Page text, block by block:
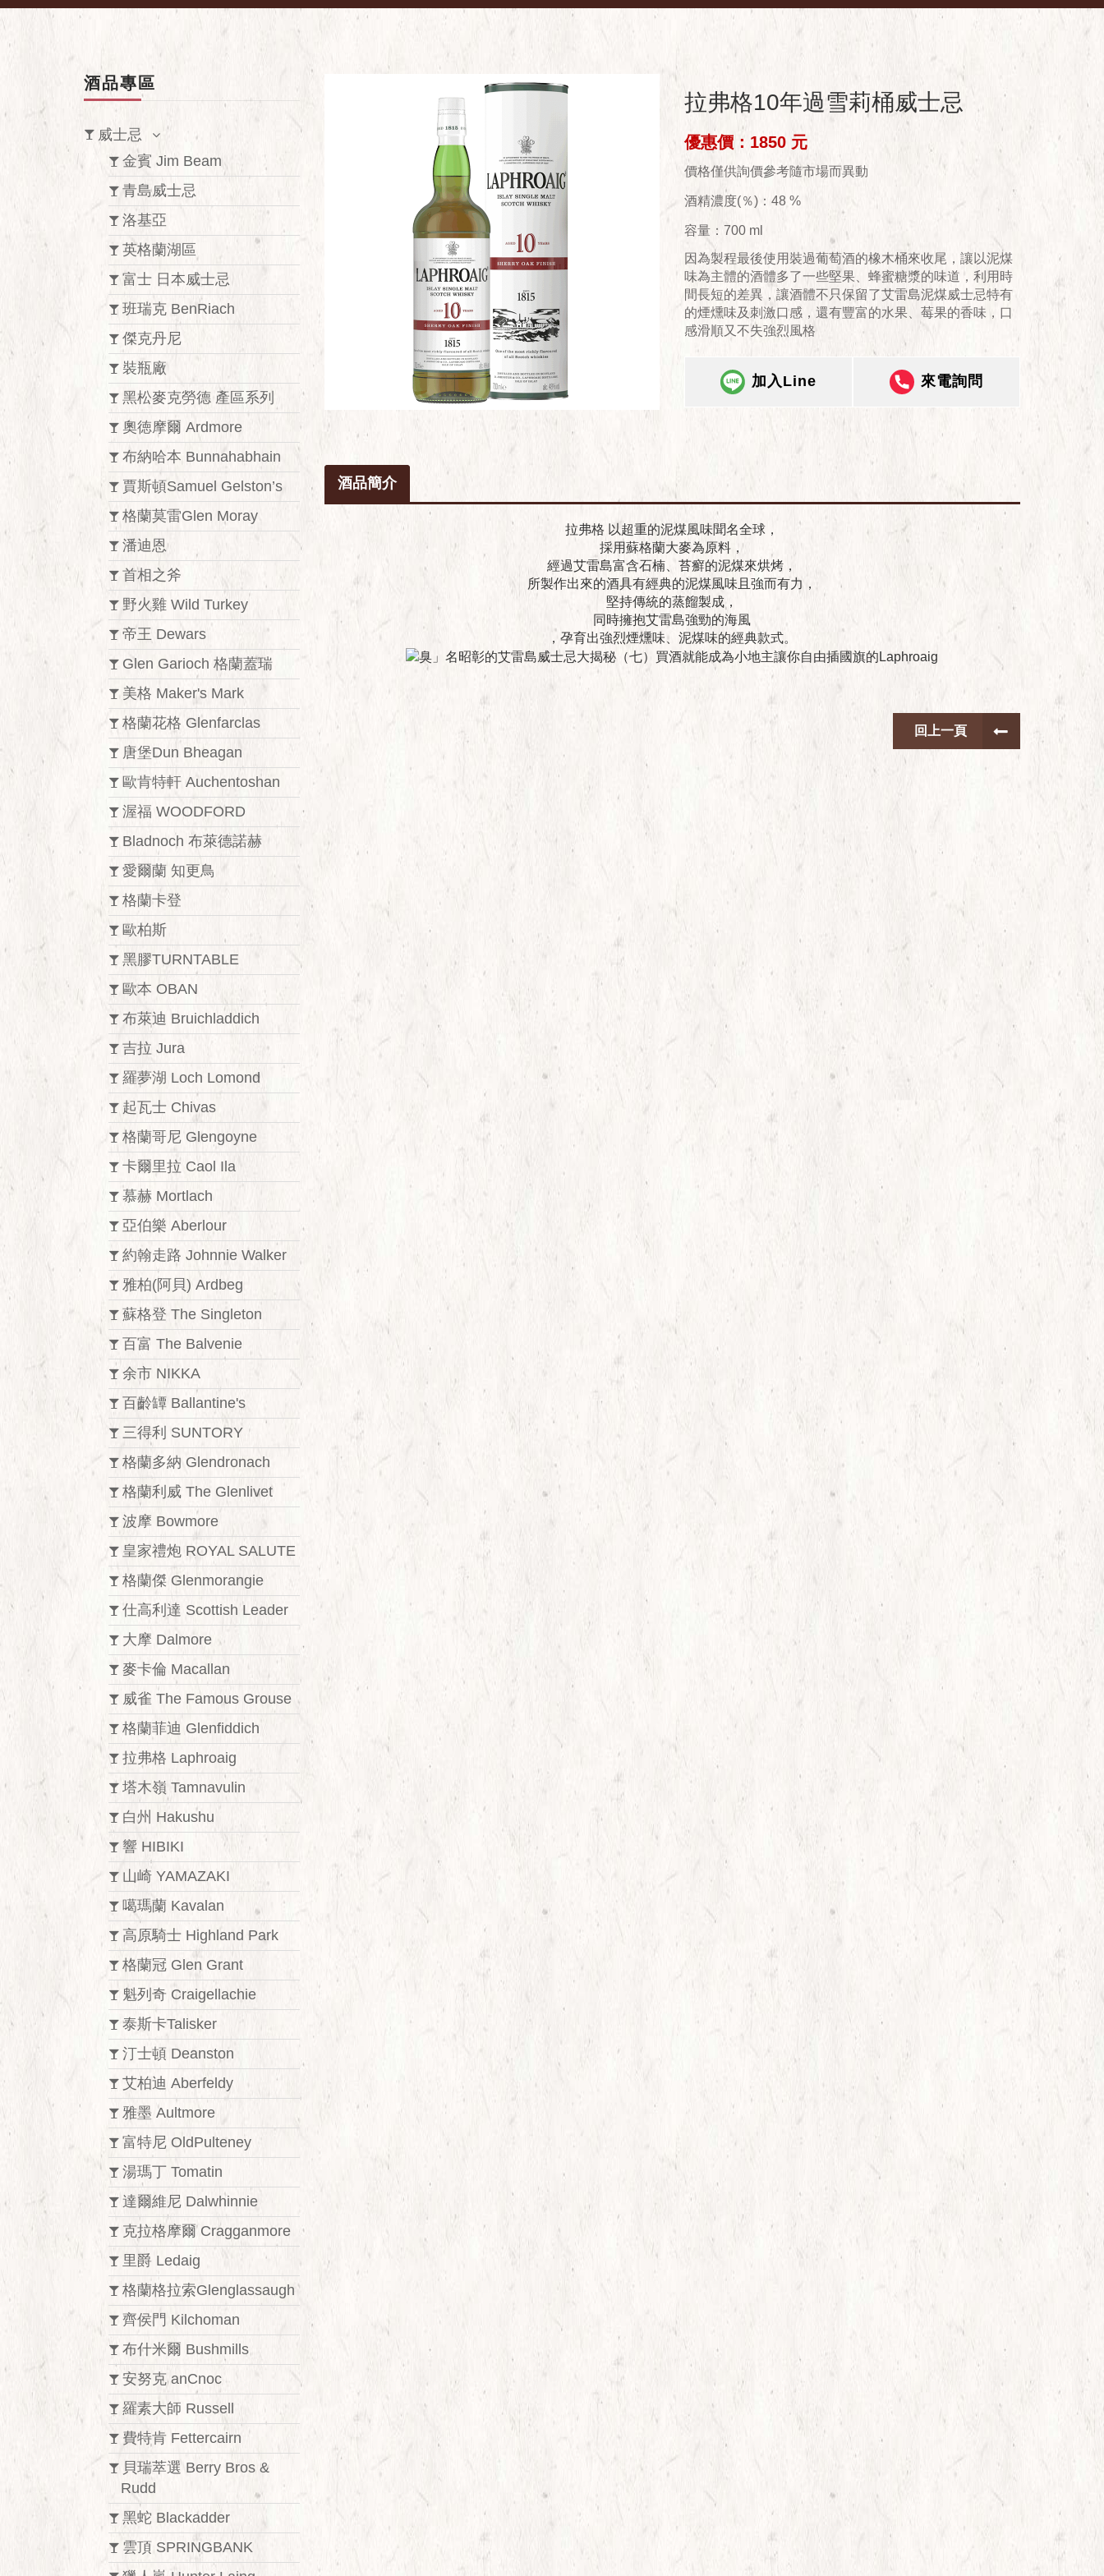
酒品專區
威士忌
金賓 Jim Beam
青島威士忌
洛基亞
英格蘭湖區
富士 日本威士忌
班瑞克 BenRiach
傑克丹尼
裝瓶廠
黑松麥克勞德 產區系列
奧徳摩爾 Ardmore
布納哈本 Bunnahabhain
賈斯頓Samuel Gelston’s
格蘭莫雷Glen Moray
潘迪恩
首相之斧
野火雞 Wild Turkey
帝王 Dewars
Glen Garioch 格蘭蓋瑞
美格 Maker's Mark
格蘭花格 Glenfarclas
唐堡Dun Bheagan
歐肯特軒 Auchentoshan
渥福 WOODFORD
Bladnoch 布萊德諾赫
愛爾蘭 知更鳥
格蘭卡登
歐柏斯
黑膠TURNTABLE
歐本 OBAN
布萊迪 Bruichladdich
吉拉 Jura
羅夢湖 Loch Lomond
起瓦士 Chivas
格蘭哥尼 Glengoyne
卡爾里拉 Caol Ila
慕赫 Mortlach
亞伯樂 Aberlour
約翰走路 Johnnie Walker
雅柏(阿貝) Ardbeg
蘇格登 The Singleton
百富 The Balvenie
余市 NIKKA
百齡罈 Ballantine's
三得利 SUNTORY
格蘭多納 Glendronach
格蘭利威 The Glenlivet
波摩 Bowmore
皇家禮炮 ROYAL SALUTE
格蘭傑 Glenmorangie
仕高利達 Scottish Leader
大摩 Dalmore
麥卡倫 Macallan
威雀 The Famous Grouse
格蘭菲迪 Glenfiddich
拉弗格 Laphroaig
塔木嶺 Tamnavulin
白州 Hakushu
響 HIBIKI
山崎 YAMAZAKI
噶瑪蘭 Kavalan
高原騎士 Highland Park
格蘭冠 Glen Grant
魁列奇 Craigellachie
泰斯卡Talisker
汀士頓 Deanston
艾柏迪 Aberfeldy
雅墨 Aultmore
富特尼 OldPulteney
湯瑪丁 Tomatin
達爾維尼 Dalwhinnie
克拉格摩爾 Cragganmore
里爵 Ledaig
格蘭格拉索Glenglassaugh
齊侯門 Kilchoman
布什米爾 Bushmills
安努克 anCnoc
羅素大師 Russell
費特肯 Fettercairn
貝瑞萃選 Berry Bros &
Rudd
黑蛇 Blackadder
雲頂 SPRINGBANK
拉弗格10年過雪莉桶威士忌
優惠價：1850 元
價格僅供詢價參考隨市場而異動
酒精濃度(％)：48 %
容量：700 ml
因為製程最後使用裝過葡萄酒的橡木桶來收尾，讓以泥煤
味為主體的酒體多了一些堅果、蜂蜜糖漿的味道，利用時
間長短的差異，讓酒體不只保留了艾雷島泥煤威士忌特有
的煙燻味及刺激口感，還有豐富的水果、莓果的香味，口
感滑順又不失強烈風格
加入Line 來電詢問
酒品簡介
拉弗格 以超重的泥煤風味聞名全球，
採用蘇格蘭大麥為原料，
經過艾雷島富含石楠、苔癬的泥煤來烘烤，
所製作出來的酒具有經典的泥煤風味且強而有力，
堅持傳統的蒸餾製成，
同時擁抱艾雷島強勁的海風
，孕育出強烈煙燻味、泥煤味的經典款式。
回上一頁